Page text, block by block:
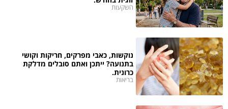
השקעות
נוקשות, כאבי מפרקים, חריקות וקושי
בתנועה? ייתכן ואתם סובלים מדלקת
כרונית.
בריאות